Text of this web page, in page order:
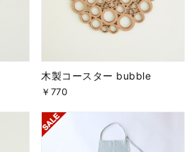
木製コースター bubble
￥770